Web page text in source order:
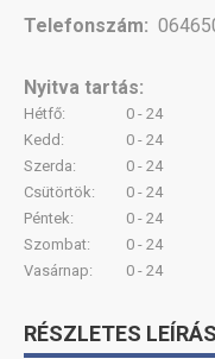
Telefonszám:
Nyitva tartás:
Hétfő:
0 - 24
Kedd:
0 - 24
Szerda:
0 - 24
Csütörtök:
0 - 24
Péntek:
0 - 24
Szombat:
0 - 24
Vasárnap:
0 - 24
RÉSZLETES LEÍRÁS